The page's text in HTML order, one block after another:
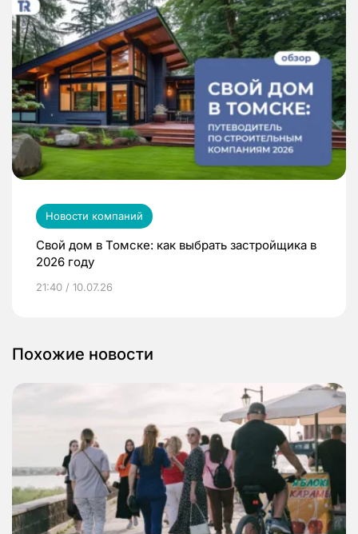
Новости компаний
Свой дом в Томске: как выбрать застройщика в
2026 году
21:40 / 10.07.26
Похожие новости